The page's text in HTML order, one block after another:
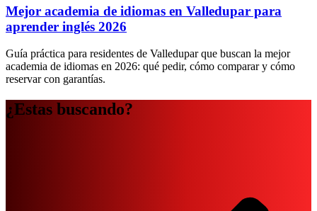
Mejor academia de idiomas en Valledupar para
aprender inglés 2026
Guía práctica para residentes de Valledupar que buscan la mejor
academia de idiomas en 2026: qué pedir, cómo comparar y cómo
reservar con garantías.
¿Estas buscando?